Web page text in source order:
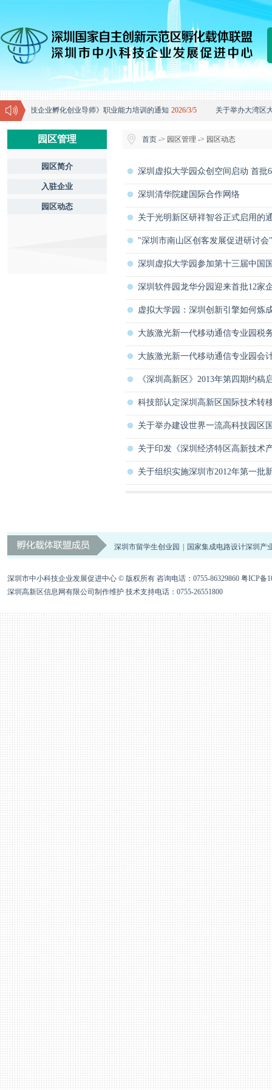
高级科技企业孵化创业导师》职业能力培训的通知 2026/3/5 关于举办大湾区
园区管理
园区简介
入驻企业
园区动态
首页 -> 园区管理 -> 园区动态
深圳虚拟大学园众创空间启动 首批
深圳清华院建国际合作网络
关于光明新区研祥智谷正式启用的
"深圳市南山区创客发展促进研讨
深圳虚拟大学园参加第十三届中国
深圳软件园龙华分园迎来首批12家
虚拟大学园：深圳创新引擎如何炼
大族激光新一代移动通信专业园税
大族激光新一代移动通信专业园会
《深圳高新区》2013年第四期约稿
科技部认定深圳高新区国际技术转
关于举办建设世界一流高科技园区
关于印发《深圳经济特区高新技术
关于组织实施深圳市2012年第一批
深圳虚拟大学园 | 深圳市留学生创业园 国家集成电路设计深圳产
深圳市中小科技企业发展促进中心 © 版权所有 咨询电话：0755-86329860 粤ICP备
深圳高新区信息网有限公司制作维护 技术支持电话：0755-26551800